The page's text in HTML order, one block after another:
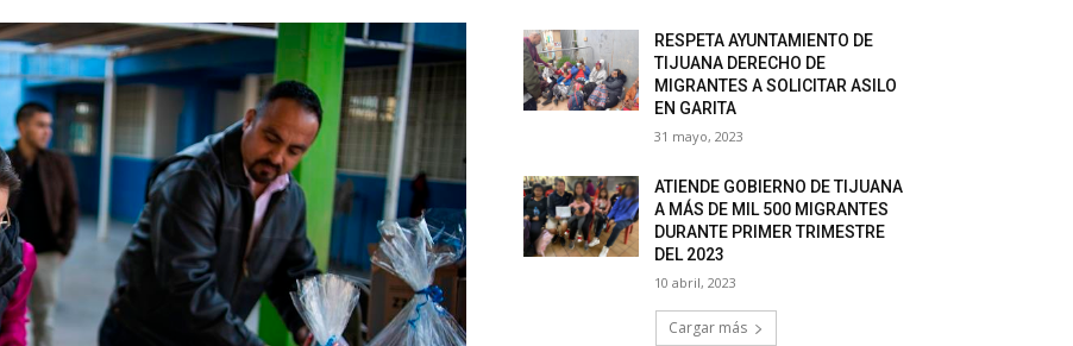
RESPETA AYUNTAMIENTO DE
TIJUANA DERECHO DE
MIGRANTES A SOLICITAR ASILO
EN GARITA
31 mayo, 2023
ATIENDE GOBIERNO DE TIJUANA
A MÁS DE MIL 500 MIGRANTES
DURANTE PRIMER TRIMESTRE
DEL 2023
10 abril, 2023
Cargar más